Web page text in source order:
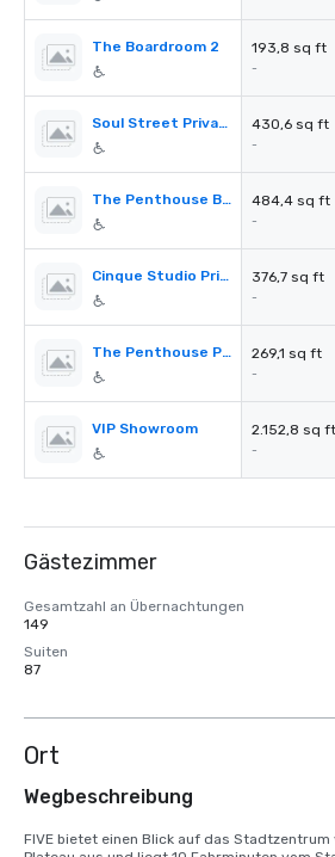
The Boardroom 2 193,8 sq ft
-
Soul Street Private Dinning Room 430,6 sq ft
-
The Penthouse Blue Room 484,4 sq ft
-
Cinque Studio Private Dinning Room 376,7 sq ft
-
The Penthouse Private Dinning Room 269,1 sq ft
-
VIP Showroom 2.152,8 sq ft
-
Gästezimmer
Gesamtzahl an Übernachtungen
149
Suiten
87
Ort
Wegbeschreibung
FIVE bietet einen Blick auf das